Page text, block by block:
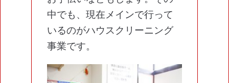
中でも、現在メインで行って
いるのがハウスクリーニング
事業です。